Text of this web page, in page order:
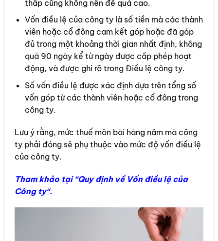
thấp cũng không nên để quá cao.
Vốn điều lệ của công ty là số tiền mà các thành
viên hoặc cổ đông cam kết góp hoặc đã góp
đủ trong một khoảng thời gian nhất định, không
quá 90 ngày kể từ ngày được cấp phép hoạt
động, và được ghi rõ trong Điều lệ công ty.
Số vốn điều lệ được xác định dựa trên tổng số
vốn góp từ các thành viên hoặc cổ đông trong
công ty.
Lưu ý rằng, mức thuế môn bài hàng năm mà công
ty phải đóng sẽ phụ thuộc vào mức độ vốn điều lệ
của công ty.
Tham khảo tại “Quy định về Vốn điều lệ của
Công ty“.